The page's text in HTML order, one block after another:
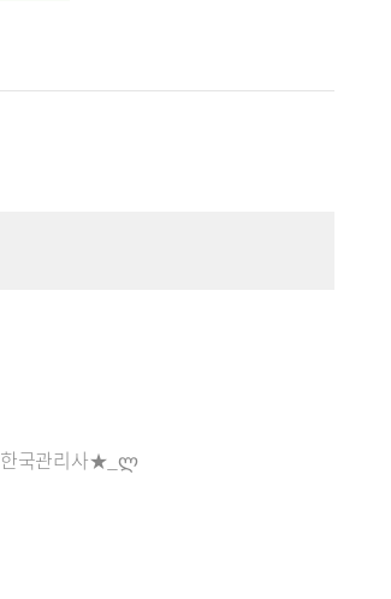
한국관리사★_ლ